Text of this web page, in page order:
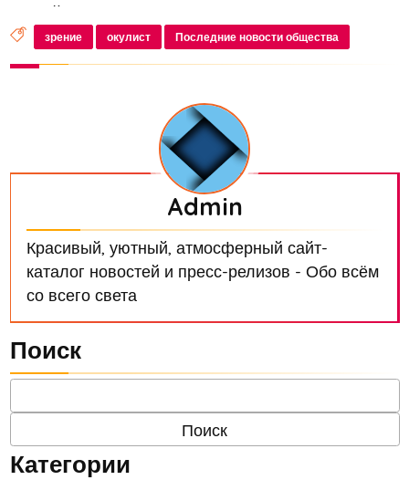
людей. Эту рекомендацию дал врач-офтальмолог
Сергей Начинкин из Клиники инфекционных
заболеваний «ЦентрПлюс» ФБ...
зрение окулист Последние новости общества
Admin
Красивый, уютный, атмосферный сайт-
каталог новостей и пресс-релизов - Обо всём
со всего света
Поиск
Категории